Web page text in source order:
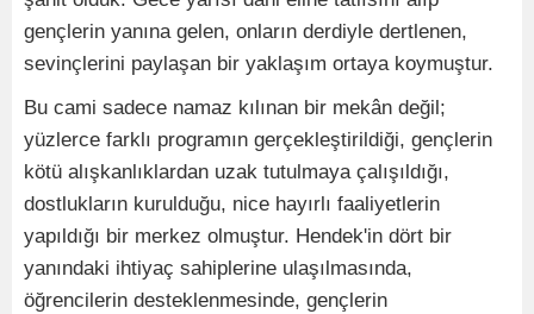
gençlerin yanına gelen, onların derdiyle dertlenen,
sevinçlerini paylaşan bir yaklaşım ortaya koymuştur.
Bu cami sadece namaz kılınan bir mekân değil;
yüzlerce farklı programın gerçekleştirildiği, gençlerin
kötü alışkanlıklardan uzak tutulmaya çalışıldığı,
dostlukların kurulduğu, nice hayırlı faaliyetlerin
yapıldığı bir merkez olmuştur. Hendek'in dört bir
yanındaki ihtiyaç sahiplerine ulaşılmasında,
öğrencilerin desteklenmesinde, gençlerin